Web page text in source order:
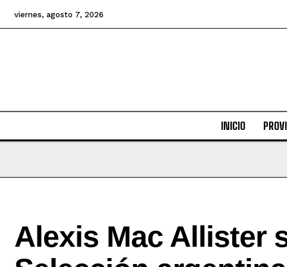
viernes, agosto 7, 2026
INICIO
Alexis Mac Allister